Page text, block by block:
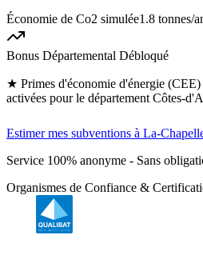
Économie de Co2 simulée1.8 tonnes/
Bonus Départemental Débloqué
★ Primes d'économie d'énergie
activées pour le département Côtes-
Estimer mes subventions à La-
Service 100% anonyme - Sans
Organismes de Confiance &